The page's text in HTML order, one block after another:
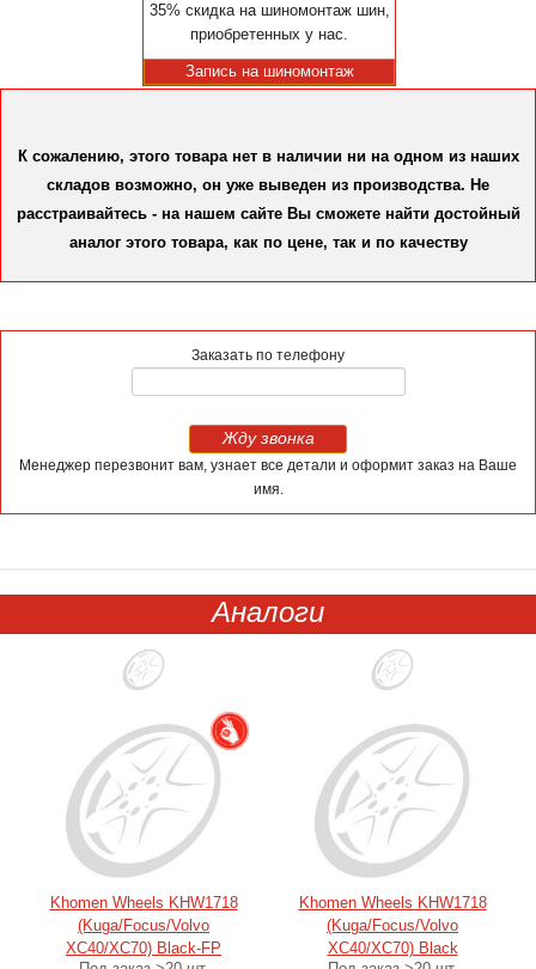
35% скидка на шиномонтаж шин,
приобретенных у нас.
Запись на шиномонтаж
К сожалению, этого товара нет в наличии ни на одном из наших
складов возможно, он уже выведен из производства. Не
расстраивайтесь - на нашем сайте Вы сможете найти достойный
аналог этого товара, как по цене, так и по качеству
Заказать по телефону
Жду звонка
Менеджер перезвонит вам, узнает все детали и оформит заказ на Ваше
имя.
Аналоги
Khomen Wheels KHW1718
(Kuga/Focus/Volvo
XC40/XC70) Black-FP
Khomen Wheels KHW1718
(Kuga/Focus/Volvo
XC40/XC70) Black